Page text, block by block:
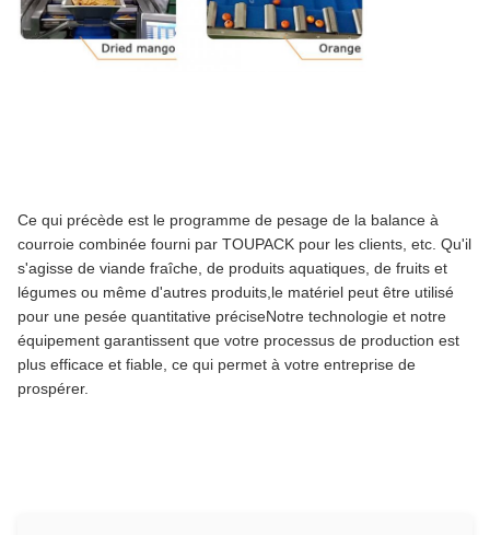
Ce qui précède est le programme de pesage de la balance à
courroie combinée fourni par TOUPACK pour les clients, etc. Qu'il
s'agisse de viande fraîche, de produits aquatiques, de fruits et
légumes ou même d'autres produits,le matériel peut être utilisé
pour une pesée quantitative préciseNotre technologie et notre
équipement garantissent que votre processus de production est
plus efficace et fiable, ce qui permet à votre entreprise de
prospérer.